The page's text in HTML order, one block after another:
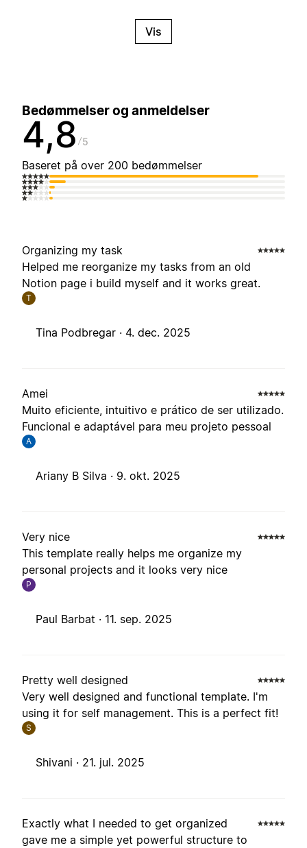
Vis
Bedømmelser og anmeldelser
4,8 5
Baseret på over 200 bedømmelser
Organizing my task
Helped me reorganize my tasks from an old
Notion page i build myself and it works great.
T
Tina Podbregar · 4. dec. 2025
Amei
Muito eficiente, intuitivo e prático de ser utilizado.
Funcional e adaptável para meu projeto pessoal
A
Ariany B Silva · 9. okt. 2025
Very nice
This template really helps me organize my
personal projects and it looks very nice
P
Paul Barbat · 11. sep. 2025
Pretty well designed
Very well designed and functional template. I'm
using it for self management. This is a perfect fit!
S
Shivani · 21. jul. 2025
Exactly what I needed to get organized
gave me a simple yet powerful structure to